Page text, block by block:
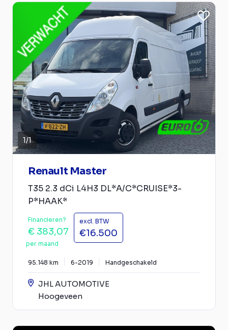
1/1
Renault Master
T35 2.3 dCi L4H3 DL*A/C*CRUISE*3-
P*HAAK*
Financieren?
€ 383,07
per maand
excl. BTW
€16.500
95.148 km 6-2019 Handgeschakeld
JHL AUTOMOTIVE
Hoogeveen